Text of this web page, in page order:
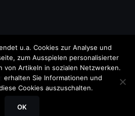
u.a. Cookies zur Analyse und
zum Ausspielen personalisierter
von Artikeln in sozialen Netzwerken.
erhalten Sie Informationen und
Cookies auszuschalten.
OK